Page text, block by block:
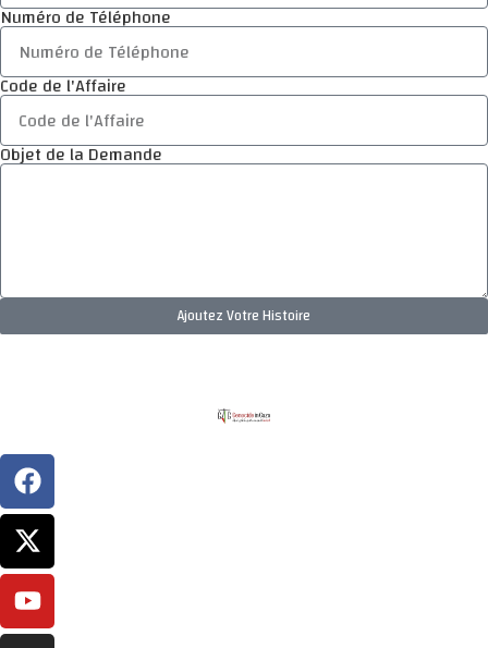
Numéro de Téléphone
Code de l'Affaire
Objet de la Demande
Ajoutez Votre Histoire